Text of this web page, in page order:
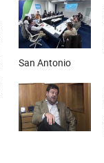
San Antonio